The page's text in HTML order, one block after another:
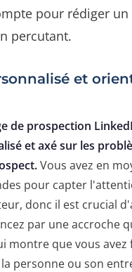
pour rédiger un
percutant.
et
de prospection
et axé sur les
Vous avez en
pour capter
donc il est crucial
par une accroche
montre que vous avez
personne ou son